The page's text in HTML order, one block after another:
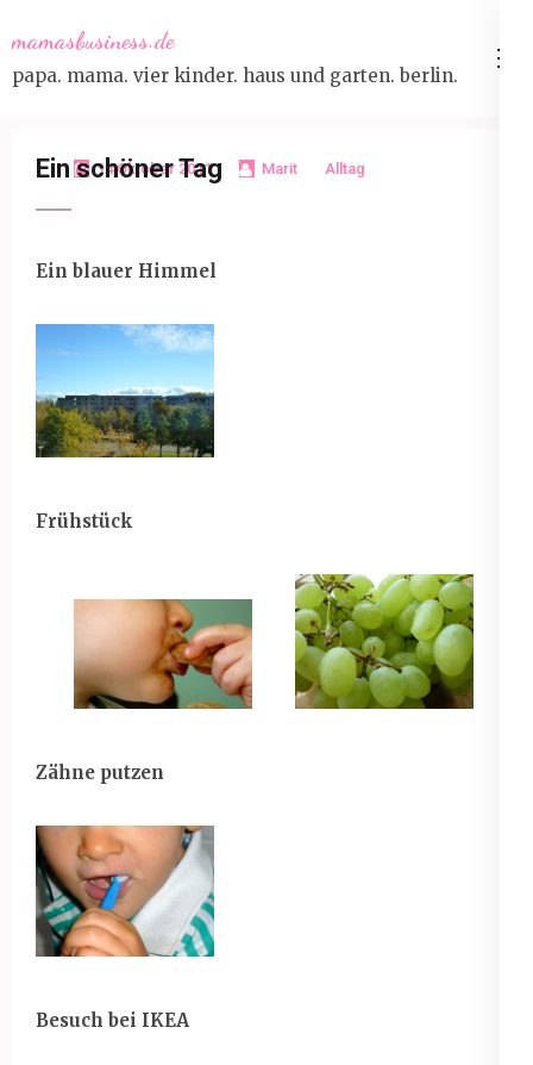
to
content
Enter)
mamasbusiness.de
papa. mama. vier kinder. haus und garten. berlin.
14 Oktober 2011 Marit Alltag
Ein schöner Tag
Ein blauer Himmel
Frühstück
Zähne putzen
Besuch bei IKEA